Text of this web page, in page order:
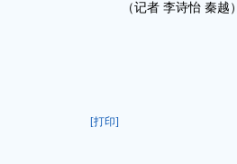
（记者 李诗怡 秦越）
[打印]